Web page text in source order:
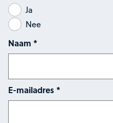
Ja
Nee
Naam *
E-mailadres *